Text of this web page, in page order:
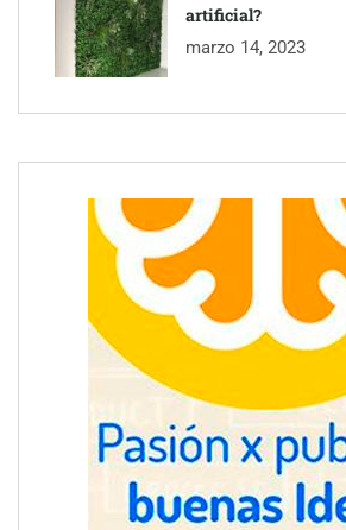
artificial?
marzo 14, 2023